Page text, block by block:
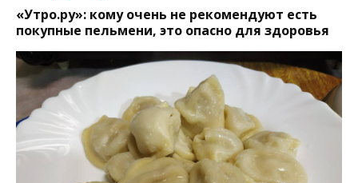
«Утро.ру»: кому очень не рекомендуют есть
покупные пельмени, это опасно для здоровья